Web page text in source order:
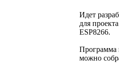
Идет
для
ESP8266.
Программа
можно